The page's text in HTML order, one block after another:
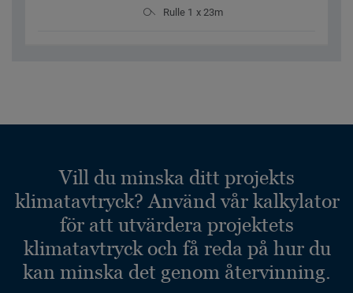
Rulle 1 x 23m
Vill du minska ditt projekts
klimatavtryck? Använd vår kalkylator
för att utvärdera projektets
klimatavtryck och få reda på hur du
kan minska det genom återvinning.